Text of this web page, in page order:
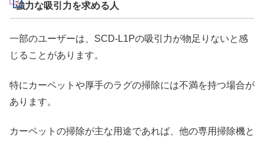
強力な吸引力を求める人
一部のユーザーは、SCD-L1Pの吸引力が物足りないと感
じることがあります。
特にカーペットや厚手のラグの掃除には不満を持つ場合が
あります。
カーペットの掃除が主な用途であれば、他の専用掃除機と